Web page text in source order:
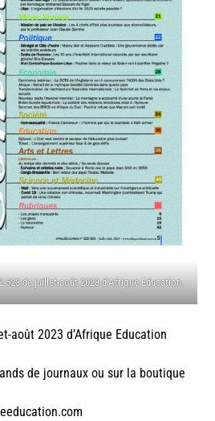
523 de juillet-août 2023 d’Afrique Education.
août 2023 d’Afrique Education
de journaux ou sur la boutique